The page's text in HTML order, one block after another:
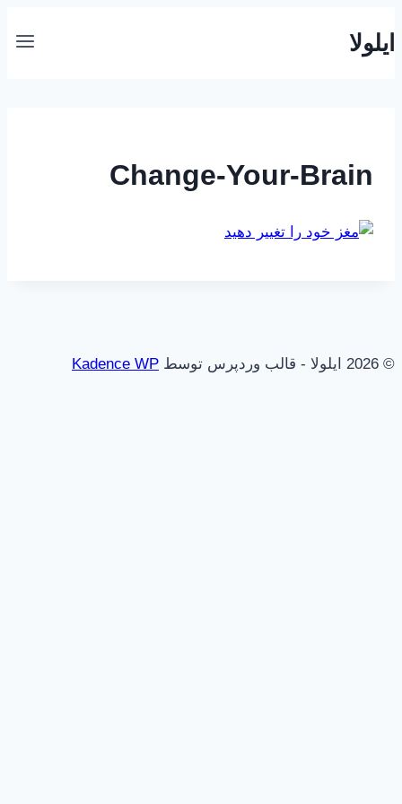
بهایلولا
Change-Your-Brain
© 2026 ایلولا - قالب وردپرس توسط Kadence WP